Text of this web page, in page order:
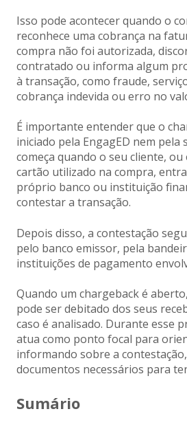
Isso pode acontecer quando o
reconhece uma cobrança na
compra não foi autorizada,
contratado ou informa algum
à transação, como fraude,
cobrança indevida ou erro no
É importante entender que o
iniciado pela EngagED nem pela
começa quando o seu cliente,
cartão utilizado na compra,
próprio banco ou instituição
contestar a transação.
Depois disso, a contestação
pelo banco emissor, pela
instituições de pagamento
Quando um chargeback é
pode ser debitado dos seus
caso é analisado. Durante esse
atua como ponto focal para
informando sobre a
documentos necessários para
Sumário